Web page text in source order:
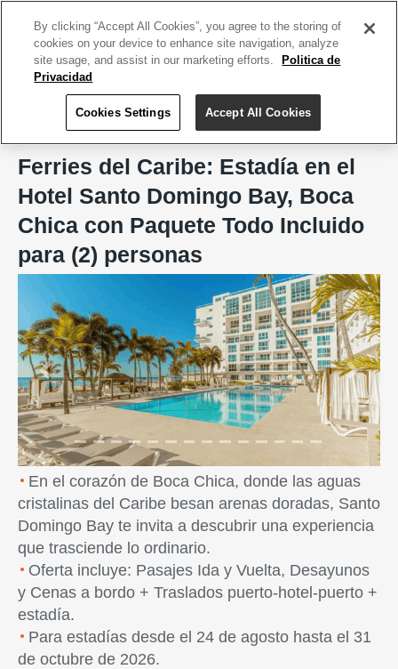
Ferries del Caribe
Ferries del Caribe: Estadía en el
Hotel Santo Domingo Bay, Boca
Chica con Paquete Todo Incluido
para (2) personas
Previous Next
En el corazón de Boca Chica, donde las aguas
cristalinas del Caribe besan arenas doradas, Santo
Domingo Bay te invita a descubrir una experiencia
que trasciende lo ordinario.
Oferta incluye: Pasajes Ida y Vuelta, Desayunos
y Cenas a bordo + Traslados puerto-hotel-puerto +
estadía.
Para estadías desde el 24 de agosto hasta el 31
de octubre de 2026.
By clicking “Accept All Cookies”, you agree to the storing of
cookies on your device to enhance site navigation, analyze
site usage, and assist in our marketing efforts.
Politica de
Privacidad
Cookies Settings Accept All Cookies